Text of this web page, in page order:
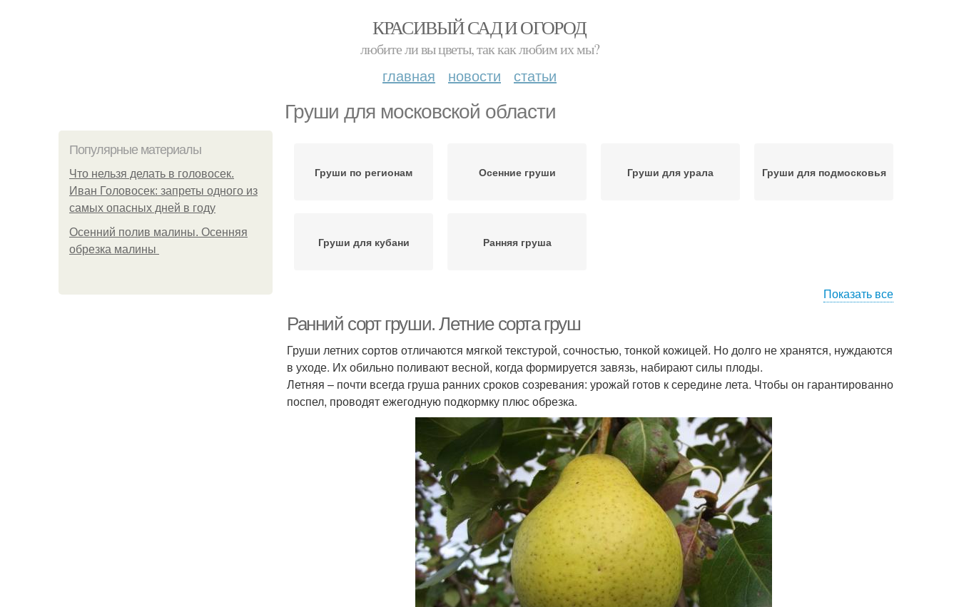
КРАСИВЫЙ САД И ОГОРОД
любите ли вы цветы, так как любим их мы?
главная новости статьи
Груши для московской области
Популярные материалы
Что нельзя делать в головосек.
Иван Головосек: запреты одного из
самых опасных дней в году
Осенний полив малины. Осенняя
обрезка малины
Груши по регионам Осенние груши Груши для урала Груши для подмосковья
Груши для кубани Ранняя груша
Показать все
Ранний сорт груши. Летние сорта груш
Груши летних сортов отличаются мягкой текстурой, сочностью, тонкой кожицей. Но долго не хранятся, нуждаются
в уходе. Их обильно поливают весной, когда формируется завязь, набирают силы плоды.
Летняя – почти всегда груша ранних сроков созревания: урожай готов к середине лета. Чтобы он гарантированно
поспел, проводят ежегодную подкормку плюс обрезка.